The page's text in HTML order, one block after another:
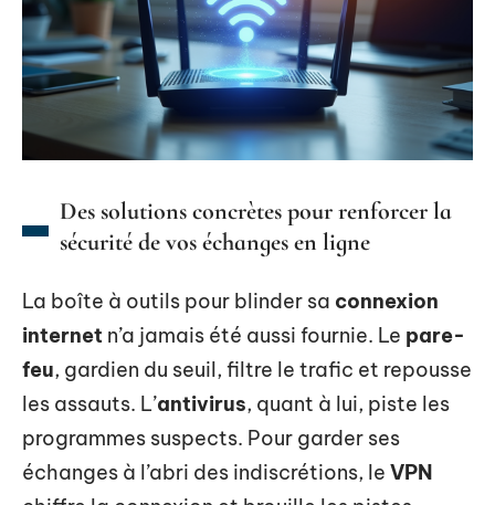
Des solutions concrètes pour renforcer la
sécurité de vos échanges en ligne
La boîte à outils pour blinder sa connexion
internet n’a jamais été aussi fournie. Le pare-
feu, gardien du seuil, filtre le trafic et repousse
les assauts. L’antivirus, quant à lui, piste les
programmes suspects. Pour garder ses
échanges à l’abri des indiscrétions, le VPN